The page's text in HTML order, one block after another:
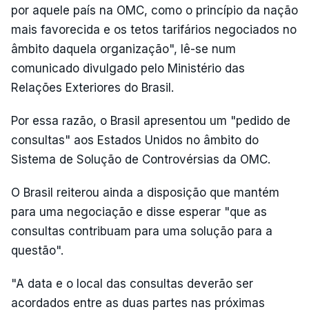
por aquele país na OMC, como o princípio da nação
mais favorecida e os tetos tarifários negociados no
âmbito daquela organização", lê-se num
comunicado divulgado pelo Ministério das
Relações Exteriores do Brasil.
Por essa razão, o Brasil apresentou um "pedido de
consultas" aos Estados Unidos no âmbito do
Sistema de Solução de Controvérsias da OMC.
O Brasil reiterou ainda a disposição que mantém
para uma negociação e disse esperar "que as
consultas contribuam para uma solução para a
questão".
"A data e o local das consultas deverão ser
acordados entre as duas partes nas próximas